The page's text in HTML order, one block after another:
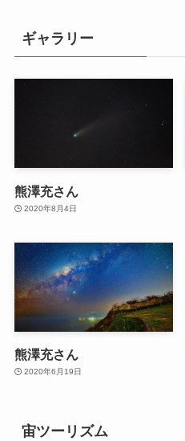
ギャラリー
熊澤充さん
2020年8月4日
熊澤充さん
2020年6月19日
宙ツーリズム